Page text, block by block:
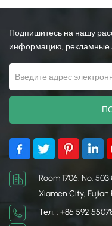
Подпишитесь на нашу
информацию, рекламные
Room 1706, No.
Xiamen City, Fujian
Тел. : +86 592